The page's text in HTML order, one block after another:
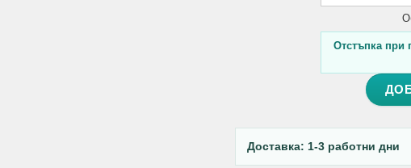
Отстъпка при
Доставка: 1-3 работни дни